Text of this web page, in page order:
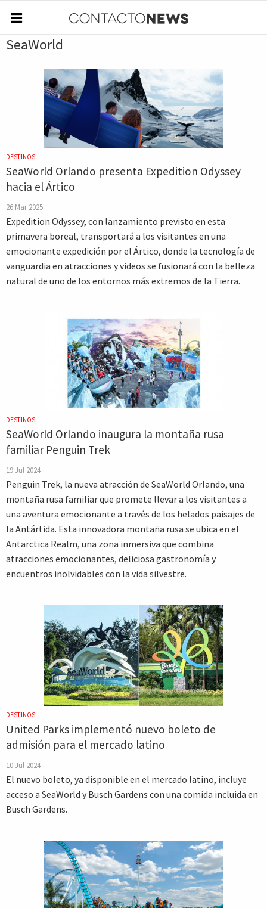
SeaWorld
DESTINOS
SeaWorld Orlando presenta Expedition Odyssey
hacia el Ártico
26 Mar 2025
Expedition Odyssey, con lanzamiento previsto en esta
primavera boreal, transportará a los visitantes en una
emocionante expedición por el Ártico, donde la tecnología de
vanguardia en atracciones y videos se fusionará con la belleza
natural de uno de los entornos más extremos de la Tierra.
DESTINOS
SeaWorld Orlando inaugura la montaña rusa
familiar Penguin Trek
19 Jul 2024
Penguin Trek, la nueva atracción de SeaWorld Orlando, una
montaña rusa familiar que promete llevar a los visitantes a
una aventura emocionante a través de los helados paisajes de
la Antártida. Esta innovadora montaña rusa se ubica en el
Antarctica Realm, una zona inmersiva que combina
atracciones emocionantes, deliciosa gastronomía y
encuentros inolvidables con la vida silvestre.
DESTINOS
United Parks implementó nuevo boleto de
admisión para el mercado latino
10 Jul 2024
El nuevo boleto, ya disponible en el mercado latino, incluye
acceso a SeaWorld y Busch Gardens con una comida incluida en
Busch Gardens.